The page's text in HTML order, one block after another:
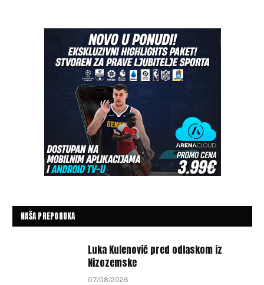
NAŠA PREPORUKA
Luka Kulenović pred odlaskom iz
Nizozemske
07/08/2026